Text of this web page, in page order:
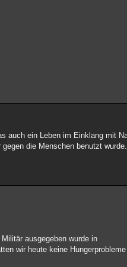
auch ein Leben im Einklang mit
die Menschen benutzt wurde.
ausgegeben wurde in
wir heute keine Hungerprobleme